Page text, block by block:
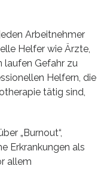
Arbeitnehmer
Helfer wie Ärzte,
laufen Gefahr zu
Helfern, die
tätig sind,
„Burnout“,
Erkrankungen als
allem